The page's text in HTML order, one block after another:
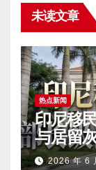
未读文章
热点新闻
印尼移
与居留
2026 年 6